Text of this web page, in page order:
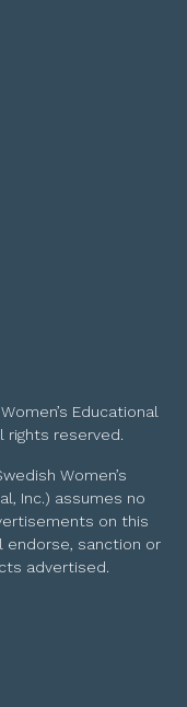
Educational
rights reserved.
Women’s
Inc.) assumes no
on this
endorse, sanction or
advertised.